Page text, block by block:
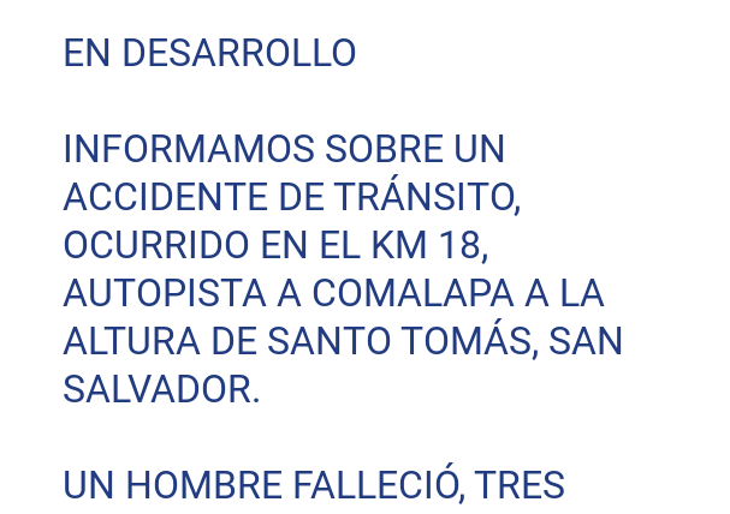
EN DESARROLLO
INFORMAMOS SOBRE UN
ACCIDENTE DE TRÁNSITO,
OCURRIDO EN EL KM 18,
AUTOPISTA A COMALAPA A LA
ALTURA DE SANTO TOMÁS, SAN
SALVADOR.
UN HOMBRE FALLECIÓ, TRES